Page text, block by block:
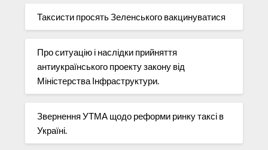
Таксисти просять Зеленського вакцинуватися
Про ситуацію і наслідки прийняття
антиукраїнського проекту закону від
Міністерства Інфраструктури.
Звернення УТМА щодо реформи ринку таксі в
Україні.